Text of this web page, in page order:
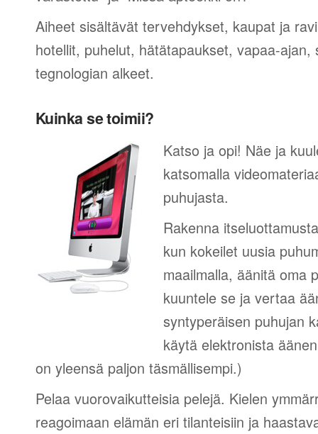
Aiheet sisältävät tervehdykset, kaupat ja
hotellit, puhelut, hätätapaukset, vapaa-ajan,
tegnologian alkeet.
Kuinka se toimii?
Katso ja opi! Näe ja
katsomalla
puhujasta.
Rakenna
kun kokeilet uusia
maailmalla, äänitä oma
kuuntele se ja vertaa
syntyperäisen puhujan
käytä elektronista
on yleensä paljon täsmällisempi.)
Pelaa vuorovaikutteisia pelejä. Kielen
reagoimaan elämän eri tilanteisiin ja